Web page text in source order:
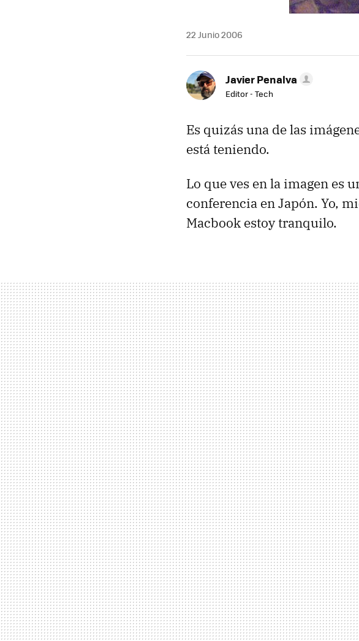
22 Junio 2006
Javier Penalva
Editor - Tech
Es quizás una de las
está teniendo.
Lo que ves en la imagen es
conferencia en Japón. Yo,
Macbook estoy tranquilo.